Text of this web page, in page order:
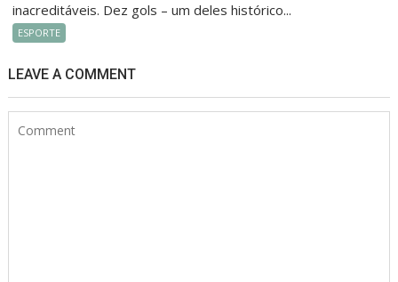
inacreditáveis. Dez gols – um deles histórico...
ESPORTE
LEAVE A COMMENT